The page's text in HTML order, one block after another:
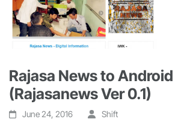
Rajasa News to Android
(Rajasanews Ver 0.1)
June 24, 2016 Shift